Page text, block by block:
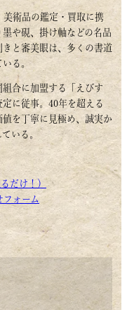
美術品の鑑定・買取に携
や硯、掛け軸などの名品
と審美眼は、多くの書道
る。
合に加盟する「えびす
に従事。40年を超える
を丁寧に見極め、誠実か
いる。
だけ！）
フォーム